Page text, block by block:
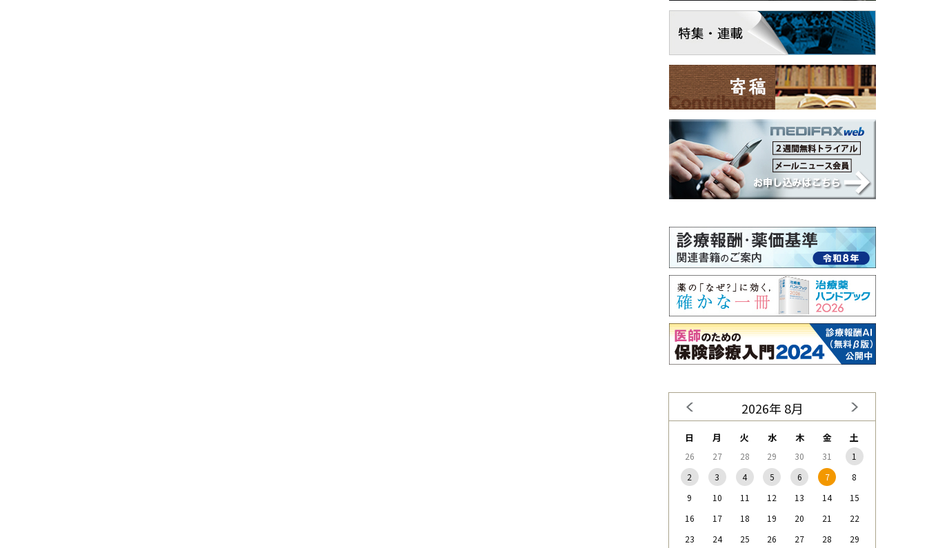
2026年 8月
日 月 火 水 木 金 土
26 27 28 29 30 31
1
2
3 4 5 6 7
8
9
10 11 12 13 14
15
16
17 18 19 20 21
22
23
24 25 26 27 28
29